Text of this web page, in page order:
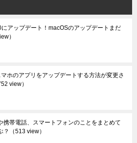
アップデート！macOSのアップデートまだ
）
ホのアプリをアップデートする方法が変更さ
view）
携帯電話、スマートフォンのことをまとめて
？
（513 view）